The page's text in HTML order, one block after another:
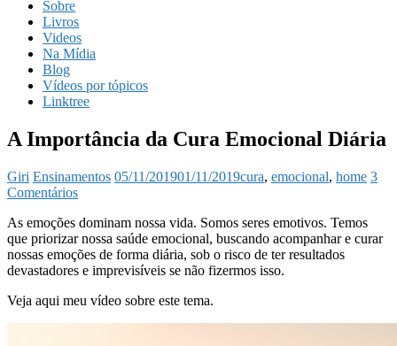
Sobre
Livros
Videos
Na Mídia
Blog
Vídeos por tópicos
Linktree
A Importância da Cura Emocional Diária
Giri Ensinamentos 05/11/201901/11/2019cura, emocional, home 3
Comentários
As emoções dominam nossa vida. Somos seres emotivos. Temos
que priorizar nossa saúde emocional, buscando acompanhar e curar
nossas emoções de forma diária, sob o risco de ter resultados
devastadores e imprevisíveis se não fizermos isso.
Veja aqui meu vídeo sobre este tema.